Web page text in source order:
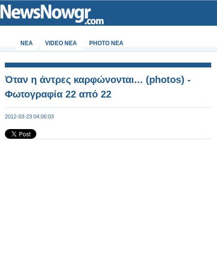
ΝΕΑ VIDEO NEA PHOTO NEA
Όταν η άντρες καρφώνονται... (photos) -
Φωτογραφία 22 από 22
2012-03-23 04:00:03